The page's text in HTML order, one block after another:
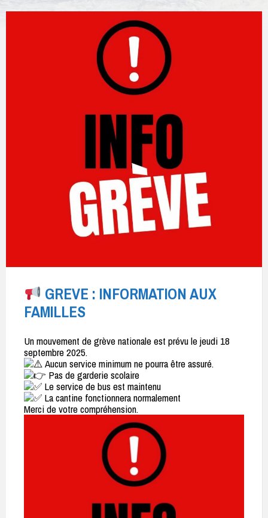
GREVE : INFORMATION AUX
FAMILLES
Un mouvement de grève nationale est prévu le jeudi 18
septembre 2025.
Aucun service minimum ne pourra être assuré.
Pas de garderie scolaire
Le service de bus est maintenu
La cantine fonctionnera normalement
Merci de votre compréhension.